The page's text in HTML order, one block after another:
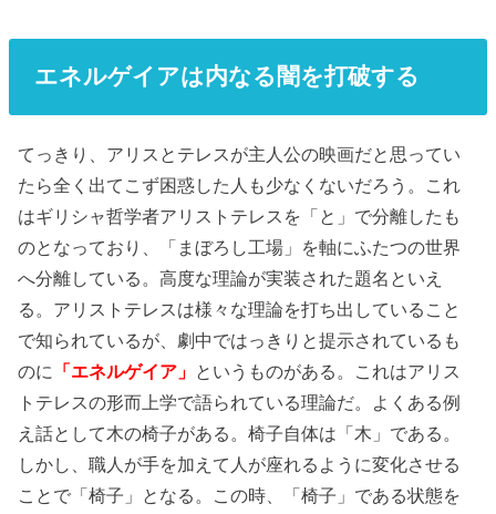
エネルゲイアは内なる闇を打破する
てっきり、アリスとテレスが主人公の映画だと思ってい
たら全く出てこず困惑した人も少なくないだろう。これ
はギリシャ哲学者アリストテレスを「と」で分離したも
のとなっており、「まぼろし工場」を軸にふたつの世界
へ分離している。高度な理論が実装された題名といえ
る。アリストテレスは様々な理論を打ち出していること
で知られているが、劇中ではっきりと提示されているも
のに
「エネルゲイア」
というものがある。これはアリス
トテレスの形而上学で語られている理論だ。よくある例
え話として木の椅子がある。椅子自体は「木」である。
しかし、職人が手を加えて人が座れるように変化させる
ことで「椅子」となる。この時、「椅子」である状態を